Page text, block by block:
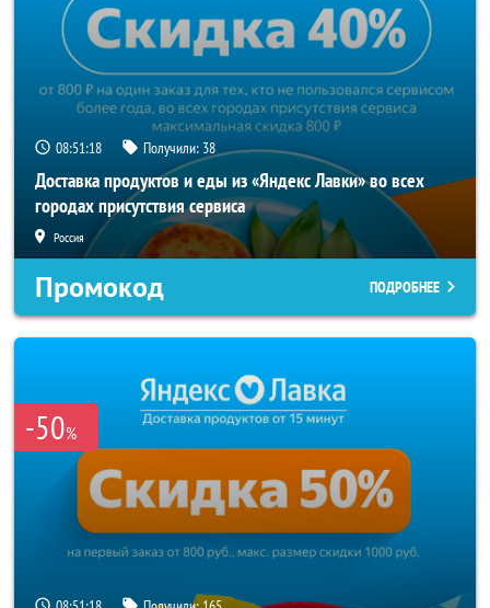
08:51:18 Получили: 38
Доставка продуктов и еды из «Яндекс Лавки» во всех
городах присутствия сервиса
Россия
Промокод ПОДРОБНЕЕ
-50%